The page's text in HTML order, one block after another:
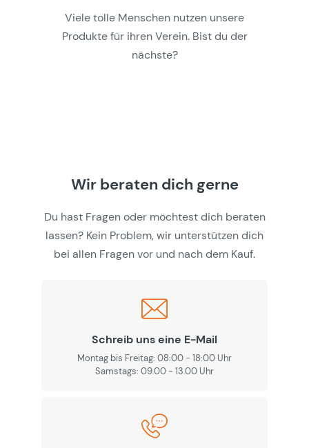
Viele tolle Menschen nutzen unsere
Produkte für ihren Verein. Bist du der
nächste?
Wir beraten dich gerne
Du hast Fragen oder möchtest dich beraten
lassen? Kein Problem, wir unterstützen dich
bei allen Fragen vor und nach dem Kauf.
Schreib uns eine E-Mail
Montag bis Freitag: 08:00 - 18:00 Uhr
Samstags: 09.00 - 13.00 Uhr